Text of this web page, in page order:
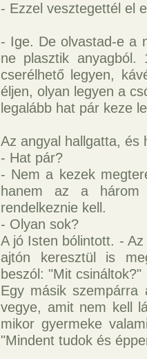
- Ezzel vesztegettél el
- Ige. De olvastad-e a
ne plasztik anyagból.
cserélhető legyen,
éljen, olyan legyen a
legalább hat pár keze
Az angyal hallgatta, és
- Hat pár?
- Nem a kezek
hanem az a három
rendelkeznie kell.
- Olyan sok?
A jó Isten bólintott. -
ajtón keresztül is
beszól: "Mit
Egy másik
vegye, amit nem kell
mikor gyermeke
"Mindent tudok és